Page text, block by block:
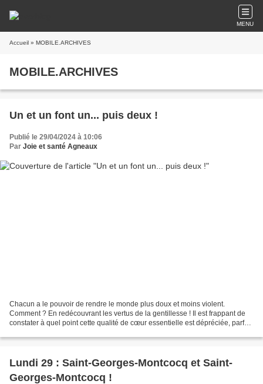
MENU
Accueil » MOBILE.ARCHIVES
MOBILE.ARCHIVES
Un et un font un... puis deux !
Publié le 29/04/2024 à 10:06
Par Joie et santé Agneaux
Chacun a le pouvoir de rendre le monde plus doux et moins violent.
Comment ? En redécouvrant les vertus de la gentillesse ! Il est frappant de
constater à quel point cette qualité de cœur essentielle est dépréciée, parfois
Lundi 29 : Saint-Georges-Montcocq et Saint-
Georges-Montcocq !